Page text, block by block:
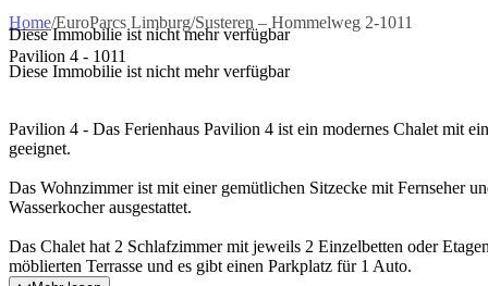
Diese Immobilie ist nicht mehr verfügbar
Diese Immobilie ist nicht mehr verfügbar
Home/EuroParcs Limburg/Susteren – Hommelweg 2-1011
Pavilion 4 - 1011
Pavilion 4 - Das Ferienhaus Pavilion 4 ist ein modernes Chalet mit
geeignet.
Das Wohnzimmer ist mit einer gemütlichen Sitzecke mit Fernseher
Wasserkocher ausgestattet.
Das Chalet hat 2 Schlafzimmer mit jeweils 2 Einzelbetten oder
möblierten Terrasse und es gibt einen Parkplatz für 1 Auto.